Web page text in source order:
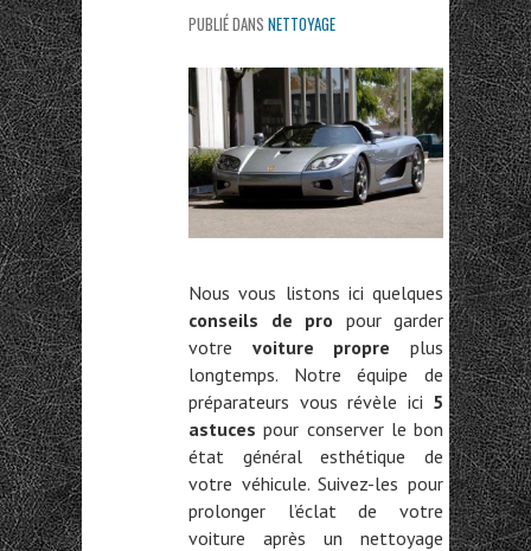
PUBLIÉ DANS NETTOYAGE
Nous vous listons ici quelques
conseils de pro pour garder
votre voiture propre plus
longtemps. Notre équipe de
préparateurs vous révèle ici 5
astuces pour conserver le bon
état général esthétique de
votre véhicule. Suivez-les pour
prolonger l’éclat de votre
voiture après un nettoyage